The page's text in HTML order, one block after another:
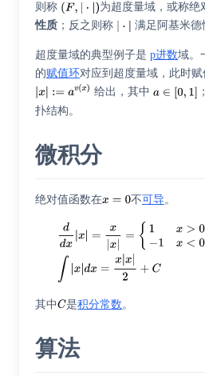
则称 为超度量域，或称绝
性质 ；反之则称 满足阿基米德
超度量域的典型例子是 p进数域。
的赋值环对应到超度量域，此时
给出，其中
扑结构。
微积分
绝对值函数在 不可导 。
其中 是积分常数 。
算法